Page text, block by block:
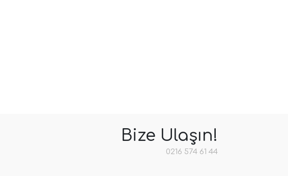
Bize Ulaşın!
0216 574 61 44